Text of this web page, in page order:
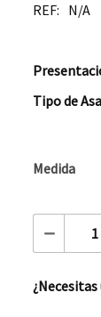
REF: N/A
Tipo de
Medida